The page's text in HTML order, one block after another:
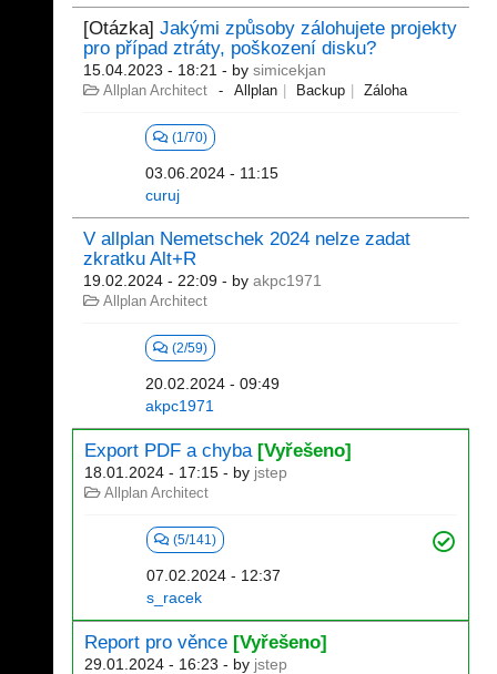
[Otázka] Jakými způsoby zálohujete projekty
pro případ ztráty, poškození disku?
15.04.2023 - 18:21 - by simicekjan
Allplan Architect Allplan Backup Záloha
(1/70)
03.06.2024 - 11:15
curuj
V allplan Nemetschek 2024 nelze zadat
zkratku Alt+R
19.02.2024 - 22:09 - by akpc1971
Allplan Architect
(2/59)
20.02.2024 - 09:49
akpc1971
Export PDF a chyba [Vyřešeno]
18.01.2024 - 17:15 - by jstep
Allplan Architect
(5/141)
07.02.2024 - 12:37
s_racek
Report pro věnce [Vyřešeno]
29.01.2024 - 16:23 - by jstep